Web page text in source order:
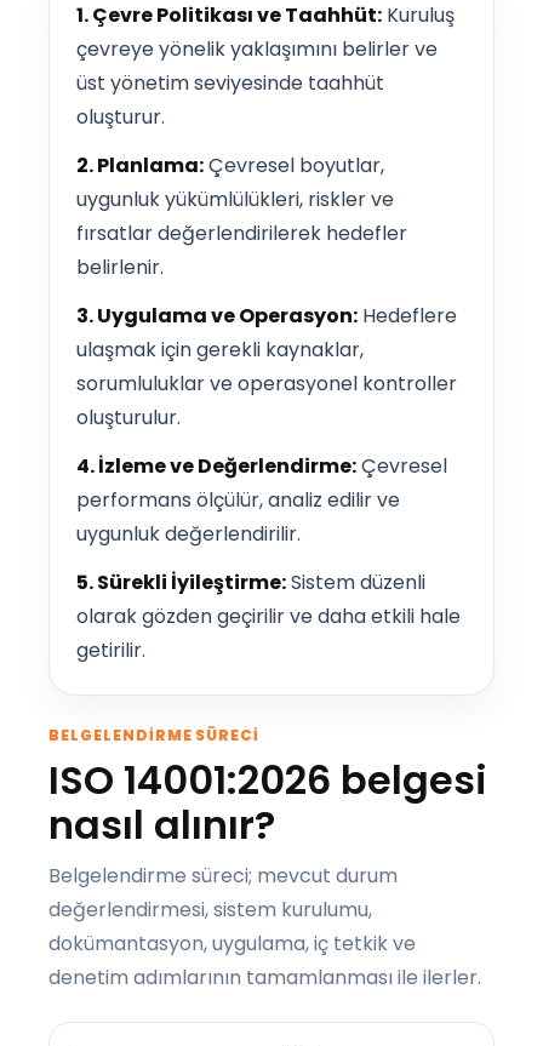
1. Çevre Politikası ve Taahhüt: Kuruluş
çevreye yönelik yaklaşımını belirler ve
üst yönetim seviyesinde taahhüt
oluşturur.
2. Planlama:Çevresel boyutlar,
uygunluk yükümlülükleri, riskler ve
fırsatlar değerlendirilerek hedefler
belirlenir.
3. Uygulama ve Operasyon: Hedeflere
ulaşmak için gerekli kaynaklar,
sorumluluklar ve operasyonel kontroller
oluşturulur.
4. İzleme ve Değerlendirme:Çevresel
performans ölçülür, analiz edilir ve
uygunluk değerlendirilir.
5. Sürekli İyileştirme:Sistem düzenli
olarak gözden geçirilir ve daha etkili hale
getirilir.
BELGELENDIRME SÜRECI
ISO 14001:2026 belgesi
nasıl alınır?
Belgelendirme süreci; mevcut durum
değerlendirmesi, sistem kurulumu,
dokümantasyon, uygulama, iç tetkik ve
denetim adımlarının tamamlanması ile ilerler.